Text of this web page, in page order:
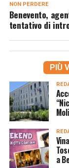
NON PERDERE
Benevento,
tentativo di
PIÙ
a